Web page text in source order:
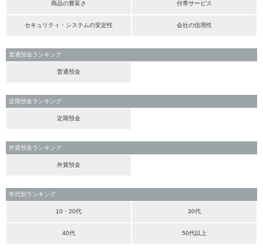
商品の豊富さ 付帯サービス
セキュリティ・システムの安定性 会社の信用性
普通預金ランキング
普通預金
定期預金ランキング
定期預金
外貨預金ランキング
外貨預金
年代別ランキング
10・20代 30代
40代 50代以上